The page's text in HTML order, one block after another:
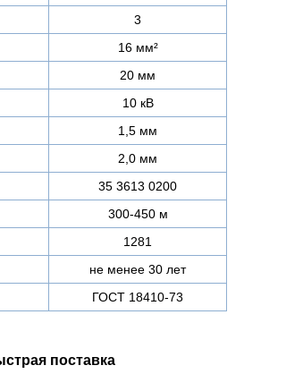
3
16 мм²
20 мм
10 кВ
1,5 мм
2,0 мм
35 3613 0200
300-450 м
1281
не менее 30 лет
ГОСТ 18410-73
поставка